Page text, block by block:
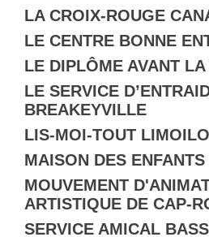
LA CROIX-ROUGE
LE CENTRE BONNE
LE DIPLÔME AVANT
LE SERVICE
BREAKEYVILLE
LIS-MOI-TOUT
MAISON DES
MOUVEMENT
ARTISTIQUE DE CAP-
SERVICE AMICAL